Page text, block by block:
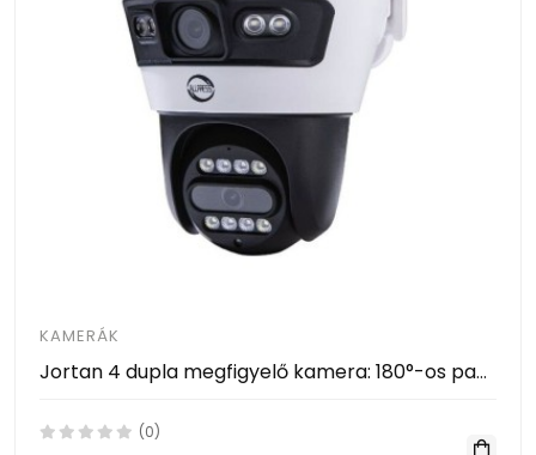
KAMERÁK
Jortan 4 dupla megfigyelő kamera: 180°-os panoráma és WiFi/LAN
(0)